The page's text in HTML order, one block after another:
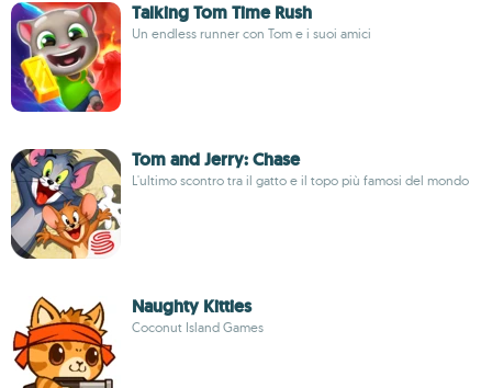
Talking Tom Time Rush
Un endless runner con Tom e i suoi amici
Tom and Jerry: Chase
L'ultimo scontro tra il gatto e il topo più famosi del mondo
Naughty Kitties
Coconut Island Games